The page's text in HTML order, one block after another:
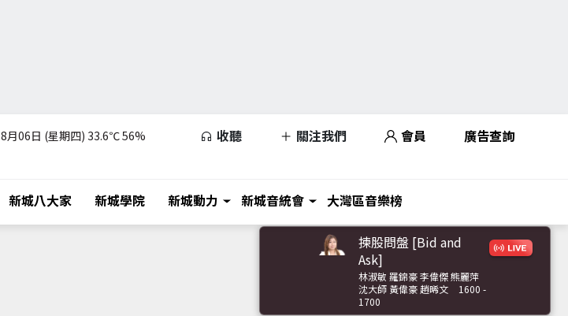
8月06日 (星期四) 33.6℃56% 收聽 關注我們 會員 廣告查詢
新城八大家 新城學院 新城動力 新城音統會 大灣區音樂榜
揀股問盤 [Bid and
Ask]
林淑敏 羅錦豪 李偉傑 熊麗萍
沈大師 黃偉豪 趙晞文
1600 -
1700